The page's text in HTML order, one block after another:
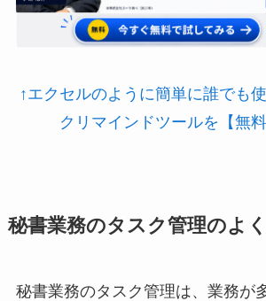
↑エクセルのように簡単に誰でも
クリマインドツールを【無
秘書業務のタスク管理のよ
秘書業務のタスク管理は、業務が